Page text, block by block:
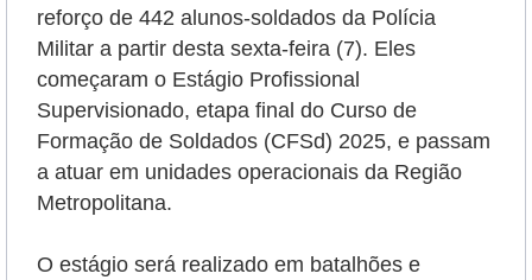
reforço de 442 alunos-soldados da Polícia
Militar a partir desta sexta-feira (7). Eles
começaram o Estágio Profissional
Supervisionado, etapa final do Curso de
Formação de Soldados (CFSd) 2025, e passam
a atuar em unidades operacionais da Região
Metropolitana.
O estágio será realizado em batalhões e